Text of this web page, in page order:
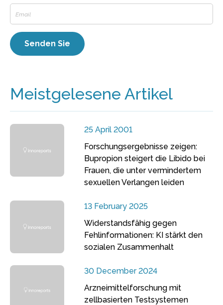
Meistgelesene Artikel
25 April 2001
Forschungsergebnisse zeigen:
Bupropion steigert die Libido bei
Frauen, die unter vermindertem
sexuellen Verlangen leiden
13 February 2025
Widerstandsfähig gegen
Fehlinformationen: KI stärkt den
sozialen Zusammenhalt
30 December 2024
Arzneimittelforschung mit
zellbasierten Testsystemen